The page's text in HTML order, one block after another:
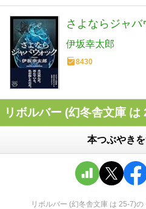
さよならジャバ
伊坂幸太郎
8430
リボルバー (幻冬舎文庫 は
本つぶやきを
リボルバー (幻冬舎文庫 は 25-7)の